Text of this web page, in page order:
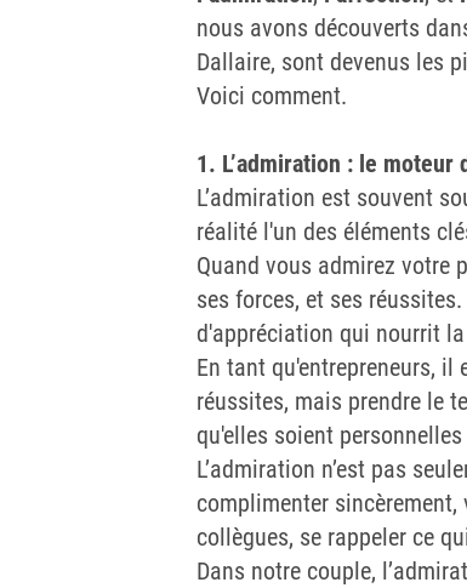
nous avons découverts
Dallaire, sont devenus les
Voici comment.
1. L’admiration : le
L’admiration est souvent
réalité l'un des éléments
Quand vous admirez votre
ses forces, et ses
d'appréciation qui nourrit
En tant qu'entrepreneurs, il
réussites, mais prendre le
qu'elles soient
L’admiration n’est pas
complimenter sincèrement,
collègues, se rappeler ce
Dans notre couple,